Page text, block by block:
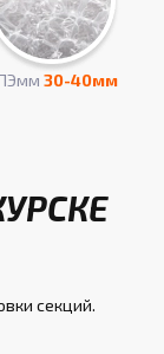
30-40мм
секций.